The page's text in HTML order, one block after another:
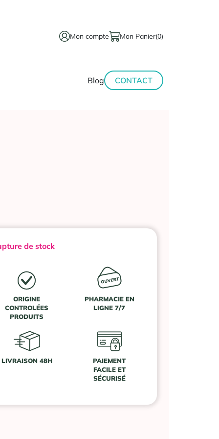
Mon compte Mon Panier(0)
Blog CONTACT
de stock
ORIGINE
CONTROLÉES
PRODUITS
PHARMACIE EN
LIGNE 7/7
LIVRAISON 48H
PAIEMENT
FACILE ET
SÉCURISÉ